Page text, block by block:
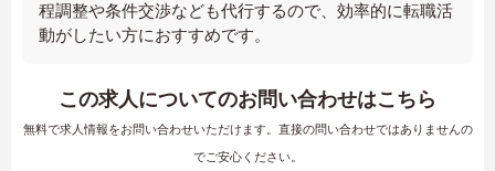
程調整や条件交渉なども代行するので、効率的に転職活
動がしたい方におすすめです。
この求人についてのお問い合わせはこちら
無料で求人情報をお問い合わせいただけます。直接の問い合わせではありませんの
でご安心ください。